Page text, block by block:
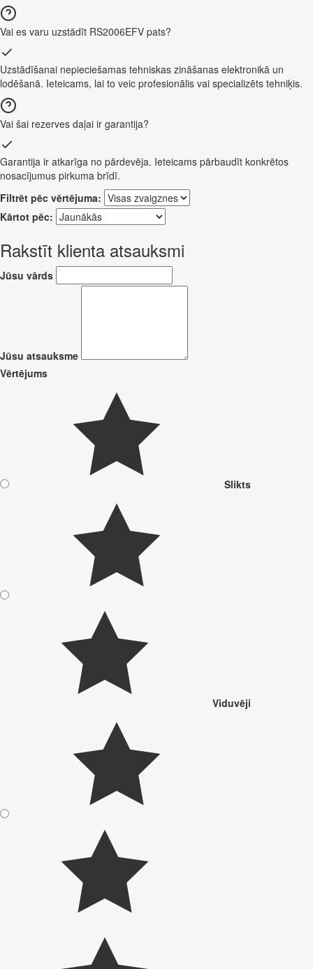
Vai es varu uzstādīt RS2006EFV pats?
Uzstādīšanai nepieciešamas tehniskas zināšanas elektronikā un
lodēšanā. Ieteicams, lai to veic profesionālis vai specializēts tehniķis.
Vai šai rezerves daļai ir garantija?
Garantija ir atkarīga no pārdevēja. Ieteicams pārbaudīt konkrētos
nosacījumus pirkuma brīdī.
Filtrēt pēc vērtējuma:
Kārtot pēc:
Rakstīt klienta atsauksmi
Jūsu vārds
Jūsu atsauksme
Vērtējums
Slikts
Viduvēji